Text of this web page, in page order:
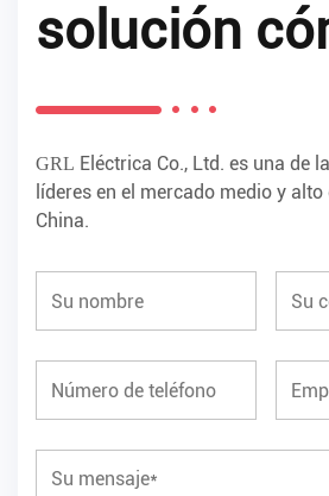
solución
GRL Eléctrica Co., Ltd. es una de
líderes en el mercado medio y
China.